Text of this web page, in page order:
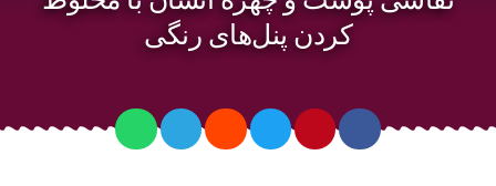
کردن پنل‌های رنگی